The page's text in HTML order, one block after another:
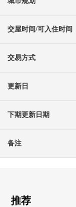
交屋时间/可入住时间
交易方式
更新日
下期更新日期
备注
推荐